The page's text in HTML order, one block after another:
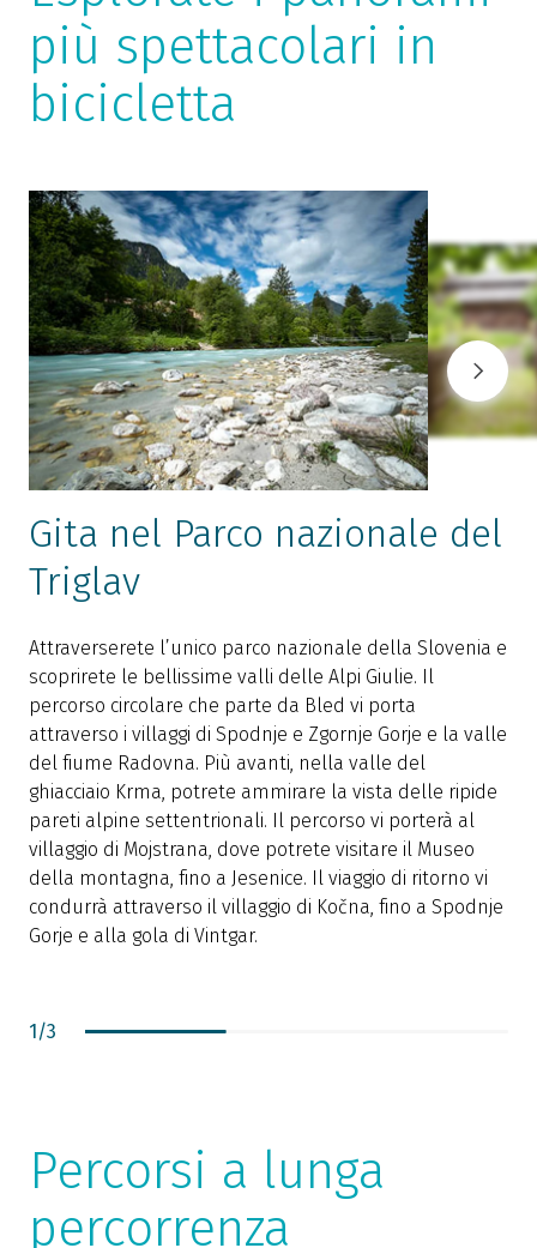
più spettacolari in
bicicletta
Gita nel Parco nazionale del
Triglav
Attraverserete l’unico parco nazionale della Slovenia e
scoprirete le bellissime valli delle Alpi Giulie. Il
percorso circolare che parte da Bled vi porta
attraverso i villaggi di Spodnje e Zgornje Gorje e la valle
del fiume Radovna. Più avanti, nella valle del
ghiacciaio Krma, potrete ammirare la vista delle ripide
pareti alpine settentrionali. Il percorso vi porterà al
villaggio di Mojstrana, dove potrete visitare il Museo
della montagna, fino a Jesenice. Il viaggio di ritorno vi
condurrà attraverso il villaggio di Kočna, fino a Spodnje
Gorje e alla gola di Vintgar.
1/3
Percorsi a lunga
percorrenza